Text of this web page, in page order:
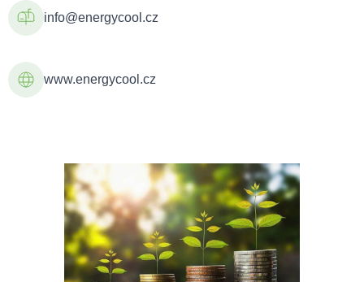
info@energycool.cz
www.energycool.cz